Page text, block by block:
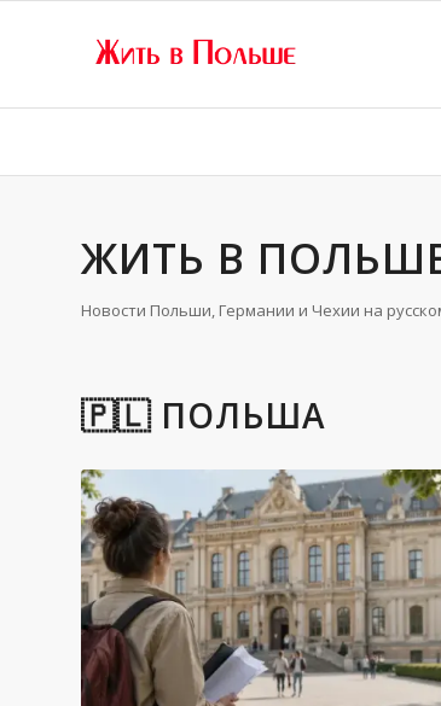
ЖИТЬ В
Новости Польши, Германии и Чехии на
🇵🇱 ПОЛЬША